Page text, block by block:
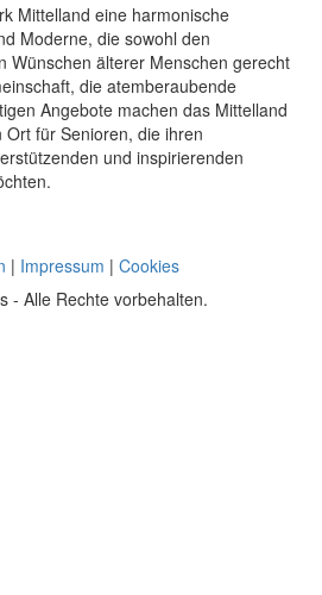
Mittelland eine harmonische
Moderne, die sowohl den
Wünschen älterer Menschen gerecht
die atemberaubende
Angebote machen das Mittelland
für Senioren, die ihren
und inspirierenden
| Impressum | Cookies
- Alle Rechte vorbehalten.